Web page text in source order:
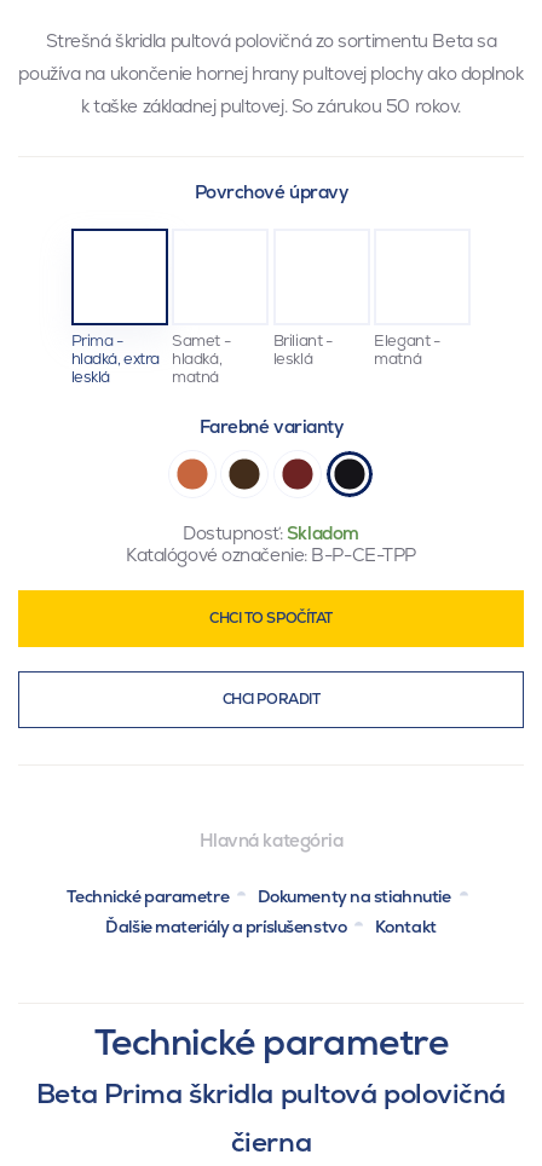
Strešná škridla pultová polovičná zo sortimentu Beta sa
používa na ukončenie hornej hrany pultovej plochy ako doplnok
k taške základnej pultovej. So zárukou 50 rokov.
Povrchové úpravy
Prima -
hladká, extra
lesklá
Samet -
hladká,
matná
Briliant -
lesklá
Elegant -
matná
Farebné varianty
Dostupnosť:Skladom
Katalógové označenie: B-P-CE-TPP
CHCI TO SPOČÍTAT
CHCI PORADIT
Hlavná kategória
Technické parametre
Dokumenty na stiahnutie
Ďalšie materiály a príslušenstvo
Kontakt
Technické parametre
Beta Prima škridla pultová polovičná
čierna